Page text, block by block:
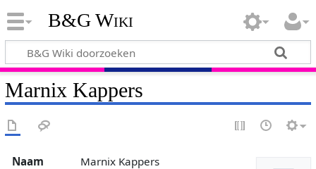
B&G Wiki
Marnix Kappers
Naam Marnix Kappers